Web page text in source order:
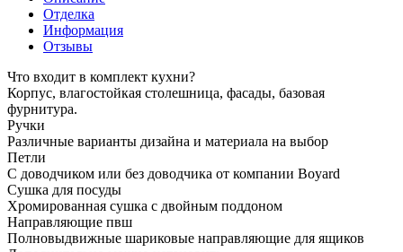
Отделка
Информация
Отзывы
Что входит в комплект кухни?
Корпус, влагостойкая столешница, фасады, базовая
фурнитура.
Ручки
Различные варианты дизайна и материала на выбор
Петли
С доводчиком или без доводчика от компании Boyard
Сушка для посуды
Хромированная сушка с двойным поддоном
Направляющие пвш
Полновыдвижные шариковые направляющие для ящиков